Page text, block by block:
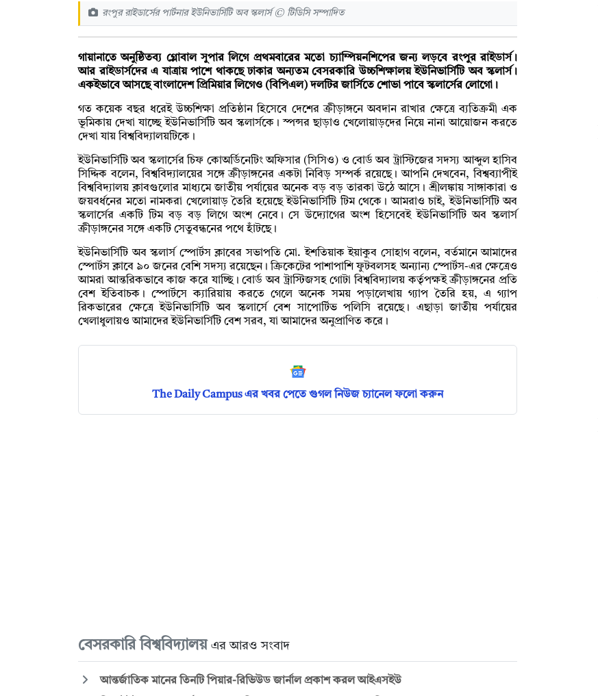
রংপুর রাইডার্সের পার্টনার ইউনিভার্সিটি অব স্কলার্স © টিডিসি সম্পাদিত
গায়ানাতে অনুষ্ঠিতব্য গ্লোবাল সুপার লিগে প্রথমবারের মতো চ্যাম্পিয়নশিপের জন্য লড়বে রংপুর রাইডার্স।
আর রাইডার্সদের এ যাত্রায় পাশে থাকছে ঢাকার অন্যতম বেসরকারি উচ্চশিক্ষালয় ইউনিভার্সিটি অব স্কলার্স।
একইভাবে আসছে বাংলাদেশ প্রিমিয়ার লিগেও (বিপিএল) দলটির জার্সিতে শোভা পাবে স্কলার্সের লোগো।
গত কয়েক বছর ধরেই উচ্চশিক্ষা প্রতিষ্ঠান হিসেবে দেশের ক্রীড়াঙ্গনে অবদান রাখার ক্ষেত্রে ব্যতিক্রমী এক
ভূমিকায় দেখা যাচ্ছে ইউনিভার্সিটি অব স্কলার্সকে। স্পন্সর ছাড়াও খেলোয়াড়দের নিয়ে নানা আয়োজন করতে
দেখা যায় বিশ্ববিদ্যালয়টিকে।
ইউনিভার্সিটি অব স্কলার্সের চিফ কোঅর্ডিনেটিং অফিসার (সিসিও) ও বোর্ড অব ট্রাস্টিজের সদস্য আব্দুল হাসিব
সিদ্দিক বলেন, বিশ্ববিদ্যালয়ের সঙ্গে ক্রীড়াঙ্গনের একটা নিবিড় সম্পর্ক রয়েছে। আপনি দেখবেন, বিশ্বব্যাপীই
বিশ্ববিদ্যালয় ক্লাবগুলোর মাধ্যমে জাতীয় পর্যায়ের অনেক বড় বড় তারকা উঠে আসে। শ্রীলঙ্কায় সাঙ্গাকারা ও
জয়বর্ধনের মতো নামকরা খেলোয়াড় তৈরি হয়েছে ইউনিভার্সিটি টিম থেকে। আমরাও চাই, ইউনিভার্সিটি অব
স্কলার্সের একটি টিম বড় বড় লিগে অংশ নেবে। সে উদ্যোগের অংশ হিসেবেই ইউনিভার্সিটি অব স্কলার্স
ক্রীড়াঙ্গনের সঙ্গে একটি সেতুবন্ধনের পথে হাঁটছে।
ইউনিভার্সিটি অব স্কলার্স স্পোর্টস ক্লাবের সভাপতি মো. ইশতিয়াক ইয়াকুব সোহাগ বলেন, বর্তমানে আমাদের
স্পোর্টস ক্লাবে ৯০ জনের বেশি সদস্য রয়েছেন। ক্রিকেটের পাশাপাশি ফুটবলসহ অন্যান্য স্পোর্টস-এর ক্ষেত্রেও
আমরা আন্তরিকভাবে কাজ করে যাচ্ছি। বোর্ড অব ট্রাস্টিজসহ গোটা বিশ্ববিদ্যালয় কর্তৃপক্ষই ক্রীড়াঙ্গনের প্রতি
বেশ ইতিবাচক। স্পোর্টসে ক্যারিয়ায় করতে গেলে অনেক সময় পড়ালেখায় গ্যাপ তৈরি হয়, এ গ্যাপ
রিকভারের ক্ষেত্রে ইউনিভার্সিটি অব স্কলার্সে বেশ সাপোর্টিভ পলিসি রয়েছে। এছাড়া জাতীয় পর্যায়ের
খেলাধুলায়ও আমাদের ইউনিভার্সিটি বেশ সরব, যা আমাদের অনুপ্রাণিত করে।
The Daily Campus এর খবর পেতে গুগল নিউজ চ্যানেল ফলো করুন
বেসরকারি বিশ্ববিদ্যালয় এর আরও সংবাদ
আন্তর্জাতিক মানের তিনটি পিয়ার-রিভিউড জার্নাল প্রকাশ করল আইএসইউ